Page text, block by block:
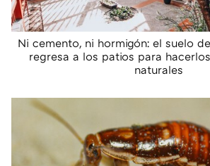
Ni cemento, ni hormigón: el suelo
regresa a los patios para
naturales